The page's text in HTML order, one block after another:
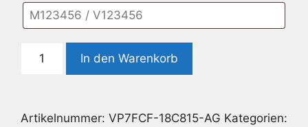
Code
Fiat
In den Warenkorb
Artikelnummer: VP7FCF-18C815-AG Kategorien: